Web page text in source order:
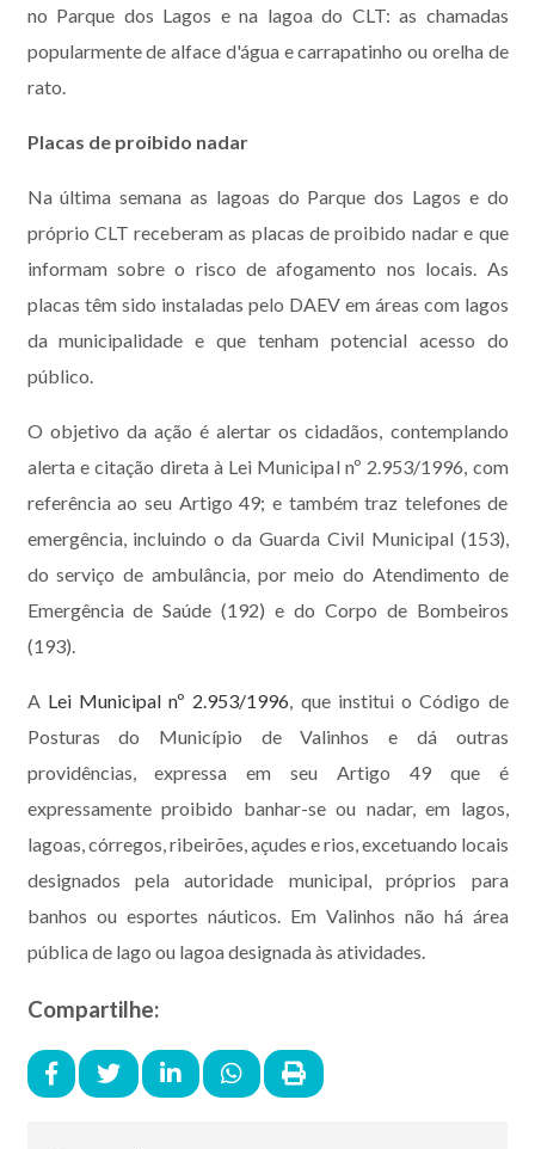
no Parque dos Lagos e na lagoa do CLT: as chamadas
popularmente de alface d'água e carrapatinho ou orelha de
rato.
Placas de proibido nadar
Na última semana as lagoas do Parque dos Lagos e do
próprio CLT receberam as placas de proibido nadar e que
informam sobre o risco de afogamento nos locais. As
placas têm sido instaladas pelo DAEV em áreas com lagos
da municipalidade e que tenham potencial acesso do
público.
O objetivo da ação é alertar os cidadãos, contemplando
alerta e citação direta à Lei Municipal nº 2.953/1996, com
referência ao seu Artigo 49; e também traz telefones de
emergência, incluindo o da Guarda Civil Municipal (153),
do serviço de ambulância, por meio do Atendimento de
Emergência de Saúde (192) e do Corpo de Bombeiros
(193).
A Lei Municipal nº 2.953/1996 , que institui o Código de
Posturas do Município de Valinhos e dá outras
providências, expressa em seu Artigo 49 que é
expressamente proibido banhar-se ou nadar, em lagos,
lagoas, córregos, ribeirões, açudes e rios, excetuando locais
designados pela autoridade municipal, próprios para
banhos ou esportes náuticos. Em Valinhos não há área
pública de lago ou lagoa designada às atividades.
Compartilhe: